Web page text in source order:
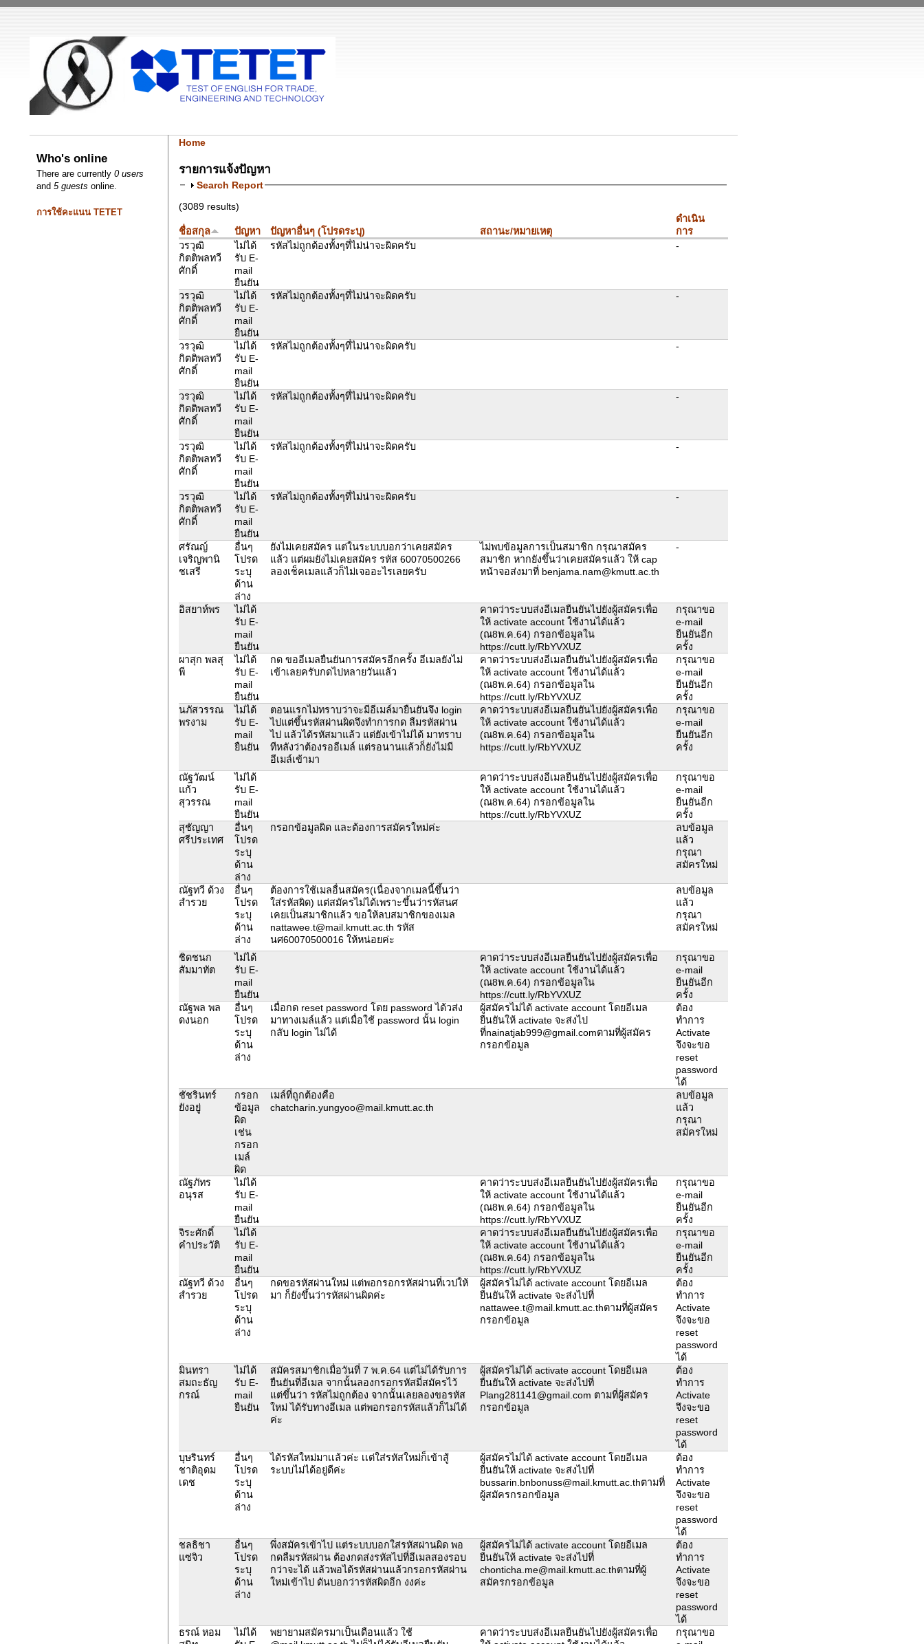
Who's online
There are currently0 users
and5 guests online.
การใช้คะแนน TETET
Home
รายการแจ้งปัญหา
Search Report
(3089 results)
ชื่อสกุล ปัญหา ปัญหาอื่นๆ (โปรดระบุ) สถานะ/หมายเหตุ
ดำเนิน
การ
วรวุฒิ
กิตติพลทวี
ศักดิ์
ไม่ได้
รับ E-
mail
ยืนยัน
รหัสไม่ถูกต้องทั้งๆที่ไม่น่าจะผิดครับ -
วรวุฒิ
กิตติพลทวี
ศักดิ์
ไม่ได้
รับ E-
mail
ยืนยัน
รหัสไม่ถูกต้องทั้งๆที่ไม่น่าจะผิดครับ -
วรวุฒิ
กิตติพลทวี
ศักดิ์
ไม่ได้
รับ E-
mail
ยืนยัน
รหัสไม่ถูกต้องทั้งๆที่ไม่น่าจะผิดครับ -
วรวุฒิ
กิตติพลทวี
ศักดิ์
ไม่ได้
รับ E-
mail
ยืนยัน
รหัสไม่ถูกต้องทั้งๆที่ไม่น่าจะผิดครับ -
วรวุฒิ
กิตติพลทวี
ศักดิ์
ไม่ได้
รับ E-
mail
ยืนยัน
รหัสไม่ถูกต้องทั้งๆที่ไม่น่าจะผิดครับ -
วรวุฒิ
กิตติพลทวี
ศักดิ์
ไม่ได้
รับ E-
mail
ยืนยัน
รหัสไม่ถูกต้องทั้งๆที่ไม่น่าจะผิดครับ -
ศรัณญ์
เจริญพานิ
ชเสรี
อื่นๆ
โปรด
ระบุ
ด้าน
ล่าง
ยังไม่เคยสมัคร แต่ในระบบบอกว่าเคยสมัคร
แล้ว แต่ผมยังไม่เคยสมัคร รหัส 60070500266
ลองเช็คเมลแล้วก็ไม่เจออะไรเลยครับ
ไม่พบข้อมูลการเป็นสมาชิก กรุณาสมัคร
สมาชิก หากยังขึ้นว่าเคยสมัครแล้ว ให้ cap
หน้าจอส่งมาที่ benjama.nam@kmutt.ac.th
-
อิสยาห์พร
ไม่ได้
รับ E-
mail
ยืนยัน
คาดว่าระบบส่งอีเมลยืนยันไปยังผู้สมัครเพื่อ
ให้ activate account ใช้งานได้แล้ว
(ณ8พ.ค.64) กรอกข้อมูลใน
https://cutt.ly/RbYVXUZ
กรุณาขอ
e-mail
ยืนยันอีก
ครั้ง
ผาสุก พลสุ
พี
ไม่ได้
รับ E-
mail
ยืนยัน
กด ขออีเมลยืนยันการสมัครอีกครั้ง อีเมลยังไม่
เข้าเลยครับกดไปหลายวันแล้ว
คาดว่าระบบส่งอีเมลยืนยันไปยังผู้สมัครเพื่อ
ให้ activate account ใช้งานได้แล้ว
(ณ8พ.ค.64) กรอกข้อมูลใน
https://cutt.ly/RbYVXUZ
กรุณาขอ
e-mail
ยืนยันอีก
ครั้ง
นภัสวรรณ
พรงาม
ไม่ได้
รับ E-
mail
ยืนยัน
ตอนแรกไม่ทราบว่าจะมีอีเมล์มายืนยันจึง login
ไปแต่ขึ้นรหัสผ่านผิดจึงทำการกด ลืมรหัสผ่าน
ไป แล้วได้รหัสมาแล้ว แต่ยังเข้าไม่ได้ มาทราบ
ทีหลังว่าต้องรออีเมล์ แต่รอนานแล้วก็ยังไม่มี
อีเมล์เข้ามา
คาดว่าระบบส่งอีเมลยืนยันไปยังผู้สมัครเพื่อ
ให้ activate account ใช้งานได้แล้ว
(ณ8พ.ค.64) กรอกข้อมูลใน
https://cutt.ly/RbYVXUZ
กรุณาขอ
e-mail
ยืนยันอีก
ครั้ง
ณัฐวัฒน์
แก้ว
สุวรรณ
ไม่ได้
รับ E-
mail
ยืนยัน
คาดว่าระบบส่งอีเมลยืนยันไปยังผู้สมัครเพื่อ
ให้ activate account ใช้งานได้แล้ว
(ณ8พ.ค.64) กรอกข้อมูลใน
https://cutt.ly/RbYVXUZ
กรุณาขอ
e-mail
ยืนยันอีก
ครั้ง
สุชัญญา
ศรีประเทศ
อื่นๆ
โปรด
ระบุ
ด้าน
ล่าง
กรอกข้อมูลผิด และต้องการสมัครใหม่ค่ะ
ลบข้อมูล
แล้ว
กรุณา
สมัครใหม่
ณัฐทวี ด้วง
สำรวย
อื่นๆ
โปรด
ระบุ
ด้าน
ล่าง
ต้องการใช้เมลอื่นสมัคร(เนื่องจากเมลนี้ขึ้นว่า
ใส่รหัสผิด) แต่สมัครไม่ได้เพราะขึ้นว่ารหัสนศ
เคยเป็นสมาชิกแล้ว ขอให้ลบสมาชิกของเมล
nattawee.t@mail.kmutt.ac.th รหัส
นศ60070500016 ให้หน่อยค่ะ
ลบข้อมูล
แล้ว
กรุณา
สมัครใหม่
ชิดชนก
สัมมาทัต
ไม่ได้
รับ E-
mail
ยืนยัน
คาดว่าระบบส่งอีเมลยืนยันไปยังผู้สมัครเพื่อ
ให้ activate account ใช้งานได้แล้ว
(ณ8พ.ค.64) กรอกข้อมูลใน
https://cutt.ly/RbYVXUZ
กรุณาขอ
e-mail
ยืนยันอีก
ครั้ง
ณัฐพล พล
ดงนอก
อื่นๆ
โปรด
ระบุ
ด้าน
ล่าง
เมื่อกด reset password โดย password ได้วส่ง
มาทางเมล์แล้ว แต่เมื่อใช้ password นั้น login
กลับ login ไม่ได้
ผู้สมัครไม่ได้ activate account โดยอีเมล
ยืนยันให้ activate จะส่งไป
ที่nainatjab999@gmail.comตามที่ผู้สมัคร
กรอกข้อมูล
ต้อง
ทำการ
Activate
จึงจะขอ
reset
password
ได้
ชัชรินทร์
ยังอยู่
กรอก
ข้อมูล
ผิด
เช่น
กรอก
เมล์
ผิด
เมล์ที่ถูกต้องคือ
chatcharin.yungyoo@mail.kmutt.ac.th
ลบข้อมูล
แล้ว
กรุณา
สมัครใหม่
ณัฐภัทร
อนุรส
ไม่ได้
รับ E-
mail
ยืนยัน
คาดว่าระบบส่งอีเมลยืนยันไปยังผู้สมัครเพื่อ
ให้ activate account ใช้งานได้แล้ว
(ณ8พ.ค.64) กรอกข้อมูลใน
https://cutt.ly/RbYVXUZ
กรุณาขอ
e-mail
ยืนยันอีก
ครั้ง
จิระศักดิ์
คำประวัติ
ไม่ได้
รับ E-
mail
ยืนยัน
คาดว่าระบบส่งอีเมลยืนยันไปยังผู้สมัครเพื่อ
ให้ activate account ใช้งานได้แล้ว
(ณ8พ.ค.64) กรอกข้อมูลใน
https://cutt.ly/RbYVXUZ
กรุณาขอ
e-mail
ยืนยันอีก
ครั้ง
ณัฐทวี ด้วง
สำรวย
อื่นๆ
โปรด
ระบุ
ด้าน
ล่าง
กดขอรหัสผ่านใหม่ แต่พอกรอกรหัสผ่านที่เวปให้
มา ก็ยังขึ้นว่ารหัสผ่านผิดค่ะ
ผู้สมัครไม่ได้ activate account โดยอีเมล
ยืนยันให้ activate จะส่งไปที่
nattawee.t@mail.kmutt.ac.thตามที่ผู้สมัคร
กรอกข้อมูล
ต้อง
ทำการ
Activate
จึงจะขอ
reset
password
ได้
มินทรา
สมถะธัญ
กรณ์
ไม่ได้
รับ E-
mail
ยืนยัน
สมัครสมาชิกเมื่อวันที่ 7 พ.ค.64 แต่ไม่ได้รับการ
ยืนยันที่อีเมล จากนั้นลองกรอกรหัสมี่สมัครไว้
แต่ขึ้นว่า รหัสไม่ถูกต้อง จากนั้นเลยลองขอรหัส
ใหม่ ได้รับทางอีเมล แต่พอกรอกรหัสแล้วก็ไม่ได้
ค่ะ
ผู้สมัครไม่ได้ activate account โดยอีเมล
ยืนยันให้ activate จะส่งไปที่
Plang281141@gmail.com ตามที่ผู้สมัคร
กรอกข้อมูล
ต้อง
ทำการ
Activate
จึงจะขอ
reset
password
ได้
บุษรินทร์
ชาติอุดม
เดช
อื่นๆ
โปรด
ระบุ
ด้าน
ล่าง
ได้รหัสใหม่มาเเล้วค่ะ เเต่ใส่รหัสใหม่ก็เข้าสู้
ระบบไม่ได้อยู่ดีค่ะ
ผู้สมัครไม่ได้ activate account โดยอีเมล
ยืนยันให้ activate จะส่งไปที่
bussarin.bnbonuss@mail.kmutt.ac.thตามที่
ผู้สมัครกรอกข้อมูล
ต้อง
ทำการ
Activate
จึงจะขอ
reset
password
ได้
ชลธิชา
แซ่จิว
อื่นๆ
โปรด
ระบุ
ด้าน
ล่าง
พึ่งสมัครเข้าไป แต่ระบบบอกใส่รหัสผ่านผิด พอ
กดลืมรหัสผ่าน ต้องกดส่งรหัสไปที่อีเมลสองรอบ
กว่าจะได้ แล้วพอได้รหัสผ่านแล้วกรอกรหัสผ่าน
ใหม่เข้าไป ดันบอกว่ารหัสผิดอีก งงค่ะ
ผู้สมัครไม่ได้ activate account โดยอีเมล
ยืนยันให้ activate จะส่งไปที่
chonticha.me@mail.kmutt.ac.thตามที่ผู้
สมัครกรอกข้อมูล
ต้อง
ทำการ
Activate
จึงจะขอ
reset
password
ได้
ธรณ์ หอม
ไม่ได้
พยายามสมัครมาเป็นเดือนแล้ว ใช้
คาดว่าระบบส่งอีเมลยืนยันไปยังผู้สมัครเพื่อ
กรุณาขอ